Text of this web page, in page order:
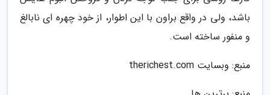
باشد، ولی در واقع براون با این اطوار، از خود چهره ای نابالغ
و منفور ساخته است.
منبع: وبسایت therichest.com